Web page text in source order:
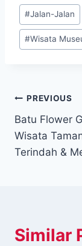
e
b
o
o
t
t
e
r
Post
Tags:
#Jalan-Jalan
#Wisata
Navigasi
pos
PREVIOUS
Batu Flower
Wisata
Terindah &
Similar